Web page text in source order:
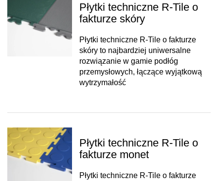
Płytki techniczne R-Tile o
fakturze skóry
Płytki techniczne R-Tile o fakturze
skóry to najbardziej uniwersalne
rozwiązanie w gamie podłóg
przemysłowych, łączące wyjątkową
wytrzymałość
Płytki techniczne R-Tile o
fakturze monet
Płytki techniczne R-Tile o fakturze